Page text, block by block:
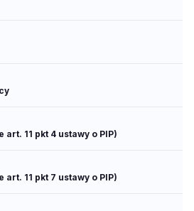
art. 11 pkt 4 ustawy o PIP)
art. 11 pkt 7 ustawy o PIP)